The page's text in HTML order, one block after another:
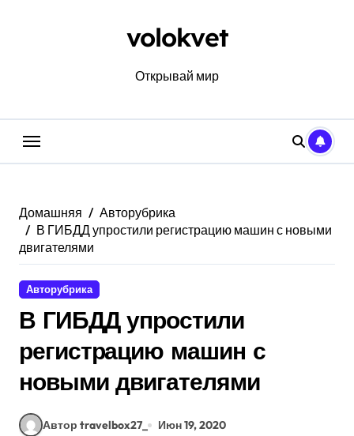
volokvet
Открывай мир
Домашняя
Авторубрика
В ГИБДД упростили регистрацию машин с новыми
двигателями
Авторубрика
В ГИБДД упростили
регистрацию машин с
новыми двигателями
Автор travelbox27_
Июн 19, 2020